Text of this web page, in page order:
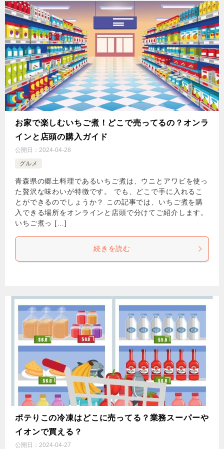
お家で楽しむいちご煮！どこで売ってるの？オンラ
インと店頭の購入ガイド
公開日： 2024-04-28
グルメ
青森県の郷土料理であるいちご煮は、ウニとアワビを使っ
た贅沢な味わいが特徴です。 でも、どこで手に入れるこ
とができるのでしょうか？ この記事では、いちご煮を購
入できる場所をオンラインと店頭で分けてご紹介します。
いちご煮っ […]
続きを読む
ポテりこの冷凍はどこに売ってる？業務スーパーや
イオンで買える？
公開日： 2024-04-27